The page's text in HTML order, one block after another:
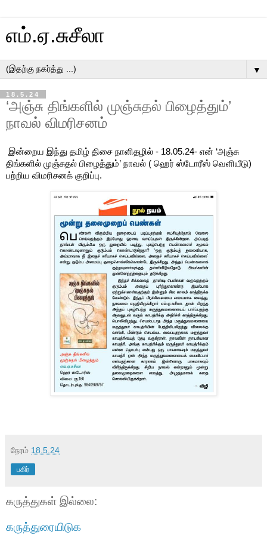
எம்.ஏ.சுசீலா
▼
18.5.24
‘அஞ்சு திங்களில் முஞ்சுதல் பிழைத்தும்’
நாவல் விமரிசனம்
இன்றைய இந்து தமிழ் திசை நாளிதழில் - 18.05.24- என் ‘அஞ்சு
திங்களில் முஞ்சுதல் பிழைத்தும்’ நாவல் ( ஹெர் ஸ்டோரீஸ் வெளியீடு)
பற்றிய விமரிசனக் குறிப்பு.
நேரம் 18.5.24
பகிர்
கருத்துகள் இல்லை:
கருத்துரையிடுக